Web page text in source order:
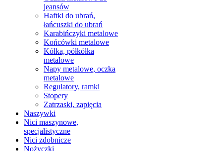
jeansów
Haftki do ubrań,
łańcuszki do ubrań
Karabińczyki metalowe
Końcówki metalowe
Kółka, półkółka
metalowe
Napy metalowe, oczka
metalowe
Regulatory, ramki
Stopery
Zatrzaski, zapięcia
Naszywki
Nici maszynowe,
specjalistyczne
Nici zdobnicze
Nożyczki